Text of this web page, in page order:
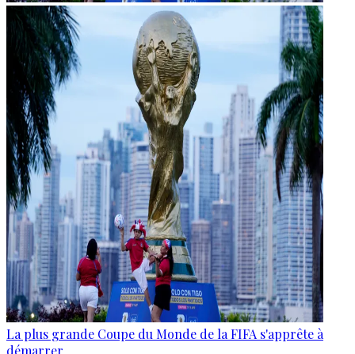
La plus grande Coupe du Monde de la FIFA s'apprête à
démarrer